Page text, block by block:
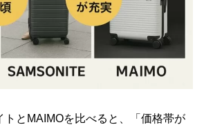
トとMAIMOを比べると、「価格帯が